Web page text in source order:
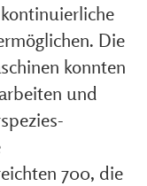
Die
konnten
und
700, die